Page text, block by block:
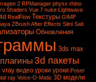
2 RPManager physx rhino
Shaders Vue 7 nuke Lightwave
RealFlow Текстуры GIMP
ZBrushAfter Effects Sitni Sati
Обновления
3ds max
плагины 3d пакеты
vray видео уроки уроки Poser
ray Voice-O-Matic 3D модели